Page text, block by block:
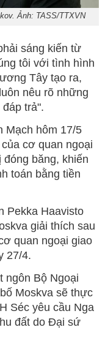
Ảnh: TASS/TTXVN
sáng kiến từ
tôi với tình hình
Tây tạo ra,
nêu rõ những
trả".
Mạch hôm 17/5
cơ quan ngoại
băng, khiến
toán bằng tiền
Pekka Haavisto
giải thích sau
quan ngoại giao
27/4.
ngôn Bộ Ngoại
Moskva sẽ thực
Séc yêu cầu Nga
đất do Đại sứ